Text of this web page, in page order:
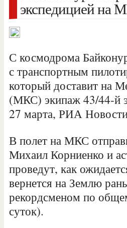
экспедицией на
С космодрома
с транспортным
который доставит на
(МКС) экипаж 43/44-й
27 марта, РИА
В полет на МКС
Михаил Корниенко и
проведут, как
вернется на Землю
рекордсменом по
суток).